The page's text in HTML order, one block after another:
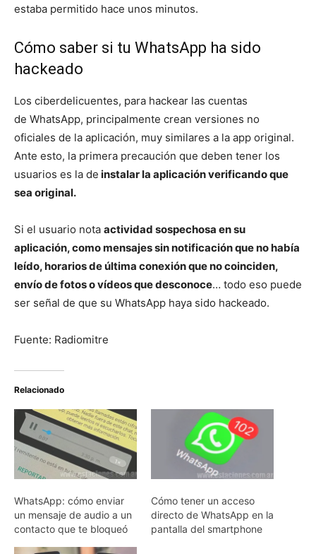
estaba permitido hace unos minutos.
Cómo saber si tu WhatsApp ha sido
hackeado
Los ciberdelicuentes, para hackear las cuentas
de WhatsApp, principalmente crean versiones no
oficiales de la aplicación, muy similares a la app original.
Ante esto, la primera precaución que deben tener los
usuarios es la de instalar la aplicación verificando que
sea original.
Si el usuario nota actividad sospechosa en su
aplicación, como mensajes sin notificación que no había
leído, horarios de última conexión que no coinciden,
envío de fotos o vídeos que desconoce… todo eso puede
ser señal de que su WhatsApp haya sido hackeado.
Fuente: Radiomitre
Relacionado
WhatsApp: cómo enviar
un mensaje de audio a un
contacto que te bloqueó
Cómo tener un acceso
directo de WhatsApp en la
pantalla del smartphone